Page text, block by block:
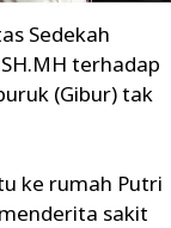
Sedekah
terhadap
(Gibur) tak
ke rumah Putri
sakit